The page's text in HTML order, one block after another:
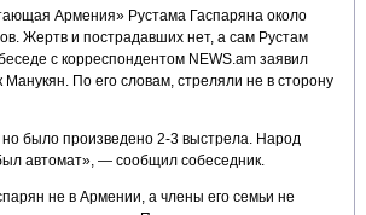
Армения» Рустама Гаспаряна около
Жертв и пострадавших нет, а сам Рустам
с корреспондентом NEWS.am заявил
По его словам, стреляли не в сторону
было произведено 2-3 выстрела. Народ
автомат», — сообщил собеседник.
не в Армении, а члены его семьи не